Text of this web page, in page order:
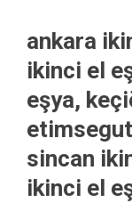
ankara
ikinci el
eşya,
sincan
ikinci el